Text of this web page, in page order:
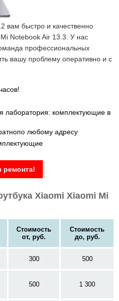
вам быстро и качественно
Notebook Air 13.3. У нас
профессиональных
вашу проблему оперативно и с
лаборатория: комплектующие в
любому адресу
ремонта!
Xiaomi Xiaomi Mi
Стоимость
от, руб.
Стоимость
до, руб.
300 500
500 1 300